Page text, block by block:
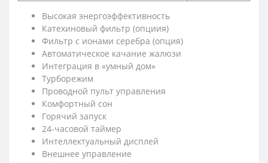
Высокая энергоэффективность
Катехиновый фильтр (опциия)
Фильтр с ионами серебра (опция)
Автоматическое качание жалюзи
Интеграция в «умный дом»
Турборежим
Проводной пульт управления
Комфортный сон
Горячий запуск
24-часовой таймер
Интеллектуальный дисплей
Внешнее управление